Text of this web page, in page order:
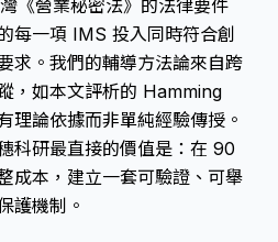
《營業秘密法》的法律要件
每一項 IMS 投入同時符合創
求。我們的輔導方法論來自跨
，如本文評析的 Hamming
理論依據而非單純經驗傳授。
科研最直接的價值是：在 90
成本，建立一套可驗證、可舉
護機制。